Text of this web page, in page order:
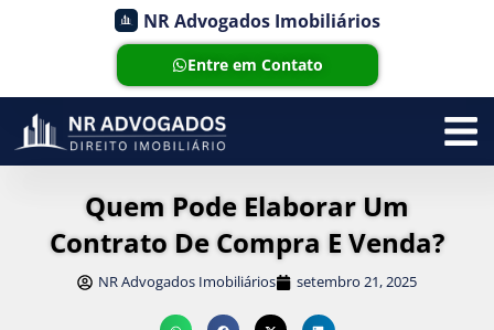
NR Advogados Imobiliários
Entre em Contato
Quem Pode Elaborar Um
Contrato De Compra E Venda?
NR Advogados Imobiliários setembro 21, 2025